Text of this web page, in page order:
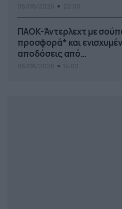
ΠΑΟΚ-Άντερλεχτ με
προσφορά* και
αποδόσεις από
το Pamestoixima.gr